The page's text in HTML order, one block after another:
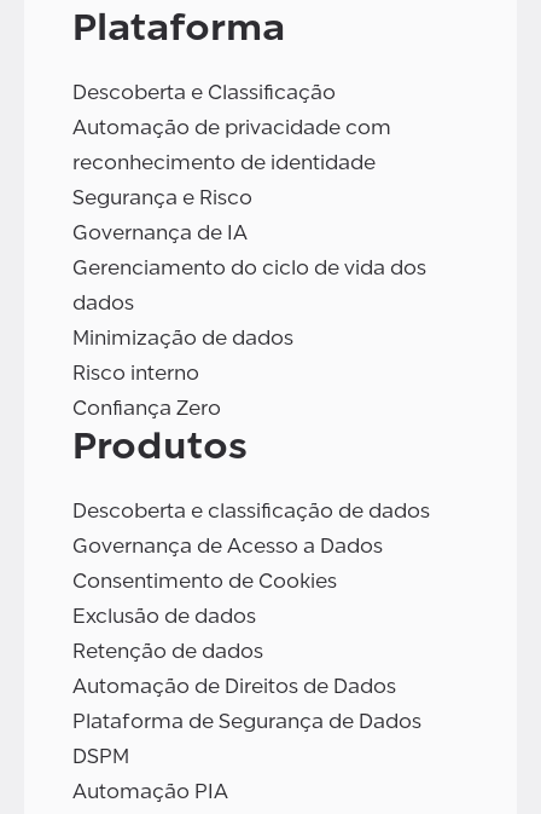
Plataforma
Descoberta e Classificação
Automação de privacidade com
reconhecimento de identidade
Segurança e Risco
Governança de IA
Gerenciamento do ciclo de vida dos
dados
Minimização de dados
Risco interno
Confiança Zero
Produtos
Descoberta e classificação de dados
Governança de Acesso a Dados
Consentimento de Cookies
Exclusão de dados
Retenção de dados
Automação de Direitos de Dados
Plataforma de Segurança de Dados
DSPM
Automação PIA